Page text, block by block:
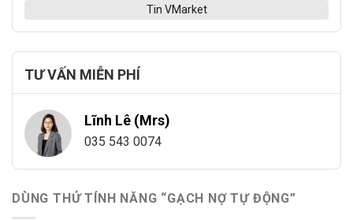
Tin VMarket
TƯ VẤN MIỄN PHÍ
Lĩnh Lê (Mrs)
035 543 0074
DÙNG THỬ TÍNH NĂNG “GẠCH NỢ TỰ ĐỘNG”